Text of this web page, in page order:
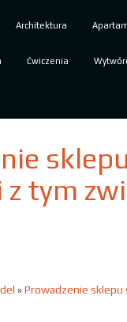
Architektura
Ćwiczenia
tym
»Prowadzenie sklepu